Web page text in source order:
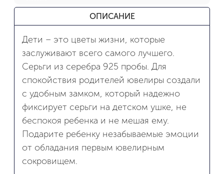
ОПИСАНИЕ
Дети – это цветы жизни, которые
заслуживают всего самого лучшего.
Серьги из серебра 925 пробы. Для
спокойствия родителей ювелиры создали
с удобным замком, который надежно
фиксирует серьги на детском ушке, не
беспокоя ребенка и не мешая ему.
Подарите ребенку незабываемые эмоции
от обладания первым ювелирным
сокровищем.